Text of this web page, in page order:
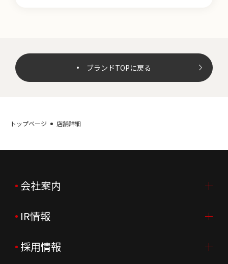
ブランドTOPに戻る
トップページ 店舗詳細
会社案内
会社案内TOP
ご挨拶
IR情報
IR情報TOP
採用情報